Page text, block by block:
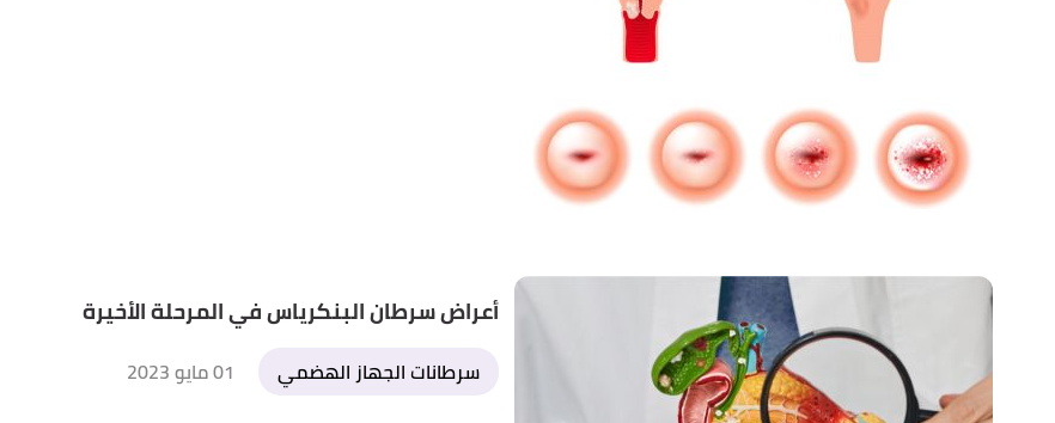
أعراض سرطان البنكرياس في المرحلة الأخيرة
سرطانات الجهاز الهضمي 01 مايو 2023